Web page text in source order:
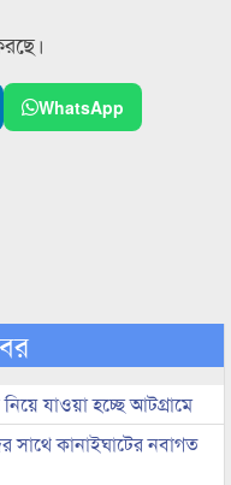
WhatsApp
যাওয়া হচ্ছে আটগ্রামে
কানাইঘাটের নবাগত